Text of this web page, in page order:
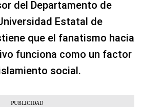
del Departamento de
Estatal de
que el fanatismo hacia
funciona como un factor
social.